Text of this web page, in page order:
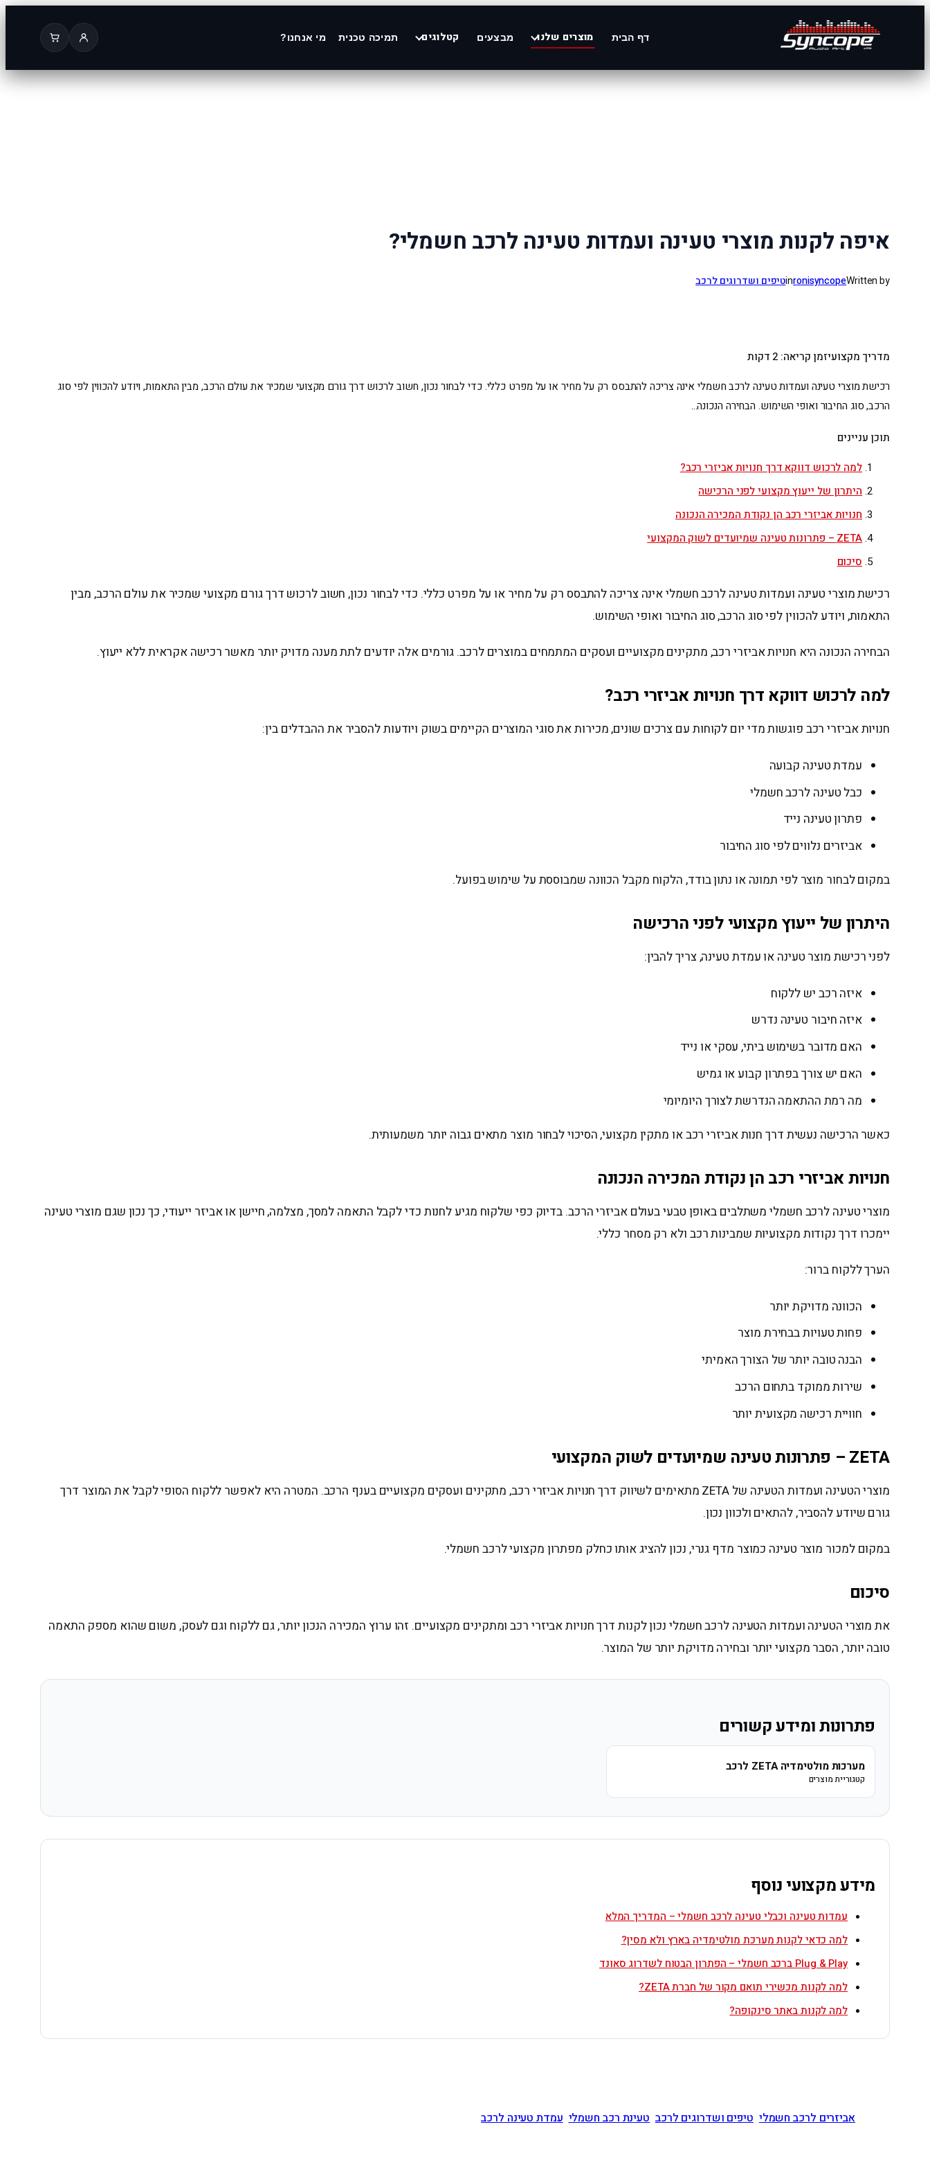
דף הבית מוצרים שלנו מבצעים קטלוגים תמיכה טכנית מי אנחנו?
לדלג
איפה לקנות מוצרי טעינה ועמדות טעינה לרכב חשמלי?
Written by
ronisyncope
inטיפים ושדרוגים לרכב
מדריך מקצועיזמן קריאה: 2 דקות
רכישת מוצרי טעינה ועמדות טעינה לרכב חשמלי אינה צריכה להתבסס רק על מחיר או על מפרט כללי. כדי לבחור נכון, חשוב לרכוש דרך גורם מקצועי שמכיר את עולם הרכב, מבין התאמות, ויודע להכווין לפי סוג
הרכב, סוג החיבור ואופי השימוש. הבחירה הנכונה…
תוכן עניינים
למה לרכוש דווקא דרך חנויות אביזרי רכב?
היתרון של ייעוץ מקצועי לפני הרכישה
חנויות אביזרי רכב הן נקודת המכירה הנכונה
ZETA – פתרונות טעינה שמיועדים לשוק המקצועי
סיכום
רכישת מוצרי טעינה ועמדות טעינה לרכב חשמלי אינה צריכה להתבסס רק על מחיר או על מפרט כללי. כדי לבחור נכון, חשוב לרכוש דרך גורם מקצועי שמכיר את עולם הרכב, מבין
התאמות, ויודע להכווין לפי סוג הרכב, סוג החיבור ואופי השימוש.
הבחירה הנכונה היא חנויות אביזרי רכב, מתקינים מקצועיים ועסקים המתמחים במוצרים לרכב. גורמים אלה יודעים לתת מענה מדויק יותר מאשר רכישה אקראית ללא ייעוץ.
למה לרכוש דווקא דרך חנויות אביזרי רכב?
חנויות אביזרי רכב פוגשות מדי יום לקוחות עם צרכים שונים, מכירות את סוגי המוצרים הקיימים בשוק ויודעות להסביר את ההבדלים בין:
עמדת טעינה קבועה
כבל טעינה לרכב חשמלי
פתרון טעינה נייד
אביזרים נלווים לפי סוג החיבור
במקום לבחור מוצר לפי תמונה או נתון בודד, הלקוח מקבל הכוונה שמבוססת על שימוש בפועל.
היתרון של ייעוץ מקצועי לפני הרכישה
לפני רכישת מוצר טעינה או עמדת טעינה, צריך להבין:
איזה רכב יש ללקוח
איזה חיבור טעינה נדרש
האם מדובר בשימוש ביתי, עסקי או נייד
האם יש צורך בפתרון קבוע או גמיש
מה רמת ההתאמה הנדרשת לצורך היומיומי
כאשר הרכישה נעשית דרך חנות אביזרי רכב או מתקין מקצועי, הסיכוי לבחור מוצר מתאים גבוה יותר משמעותית.
חנויות אביזרי רכב הן נקודת המכירה הנכונה
מוצרי טעינה לרכב חשמלי משתלבים באופן טבעי בעולם אביזרי הרכב. בדיוק כפי שלקוח מגיע לחנות כדי לקבל התאמה למסך, מצלמה, חיישן או אביזר ייעודי, כך נכון שגם מוצרי טעינה
יימכרו דרך נקודות מקצועיות שמבינות רכב ולא רק מסחר כללי.
הערך ללקוח ברור:
הכוונה מדויקת יותר
פחות טעויות בבחירת מוצר
הבנה טובה יותר של הצורך האמיתי
שירות ממוקד בתחום הרכב
חוויית רכישה מקצועית יותר
ZETA – פתרונות טעינה שמיועדים לשוק המקצועי
מוצרי הטעינה ועמדות הטעינה של ZETA מתאימים לשיווק דרך חנויות אביזרי רכב, מתקינים ועסקים מקצועיים בענף הרכב. המטרה היא לאפשר ללקוח הסופי לקבל את המוצר דרך
גורם שיודע להסביר, להתאים ולכוון נכון.
במקום למכור מוצר טעינה כמוצר מדף גנרי, נכון להציג אותו כחלק מפתרון מקצועי לרכב חשמלי.
סיכום
את מוצרי הטעינה ועמדות הטעינה לרכב חשמלי נכון לקנות דרך חנויות אביזרי רכב ומתקינים מקצועיים. זהו ערוץ המכירה הנכון יותר, גם ללקוח וגם לעסק, משום שהוא מספק התאמה
טובה יותר, הסבר מקצועי יותר ובחירה מדויקת יותר של המוצר.
פתרונות ומידע קשורים
מערכות מולטימדיה ZETA לרכב
קטגוריית מוצרים
מידע מקצועי נוסף
עמדות טעינה וכבלי טעינה לרכב חשמלי – המדריך המלא
למה כדאי לקנות מערכת מולטימדיה בארץ ולא מסין?
Plug & Play ברכב חשמלי – הפתרון הבטוח לשדרוג סאונד
למה לקנות מכשירי תואם מקור של חברת ZETA?
למה לקנות באתר סינקופה?
אביזרים לרכב חשמלי טיפים ושדרוגים לרכב טעינת רכב חשמלי עמדת טעינה לרכב